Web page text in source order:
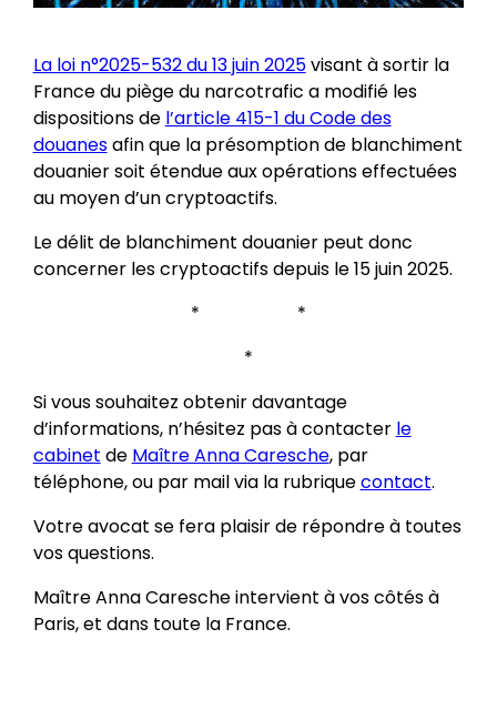
La loi n°2025-532 du 13 juin 2025visant à sortir la
France du piège du narcotrafic a modifié les
dispositions de l’article 415-1 du Code des
douanesafin que la présomption de blanchiment
douanier soit étendue aux opérations effectuées
au moyen d’un cryptoactifs.
Le délit de blanchiment douanier peut donc
concerner les cryptoactifs depuis le 15 juin 2025.
* *
*
Si vous souhaitez obtenir davantage
d’informations, n’hésitez pas à contacter le
cabinet de Maître Anna Caresche, par
téléphone, ou par mail via la rubriquecontact.
Votre avocat se fera plaisir de répondre à toutes
vos questions.
Maître Anna Caresche intervient à vos côtés à
Paris, et dans toute la France.